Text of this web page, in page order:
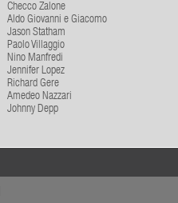
Checco Zalone
Aldo Giovanni e Giacomo
Jason Statham
Paolo Villaggio
Nino Manfredi
Jennifer Lopez
Richard Gere
Amedeo Nazzari
Johnny Depp